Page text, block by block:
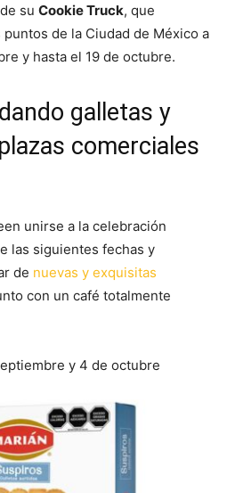
su Cookie Truck, que
de la Ciudad de México a
y hasta el 19 de octubre.
galletas y
comerciales
unirse a la celebración
las siguientes fechas y
de nuevas y exquisitas
con un café totalmente
y 4 de octubre